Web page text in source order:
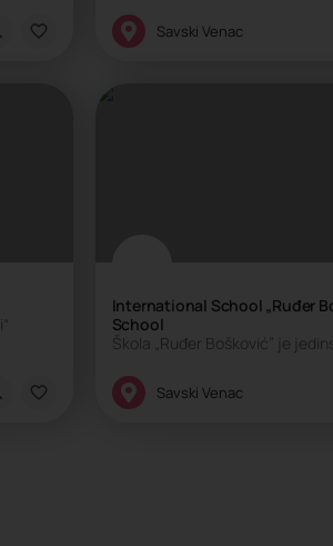
Savski Venac
International School „Ruđer
School
Internacionalna škola,
Savski Venac